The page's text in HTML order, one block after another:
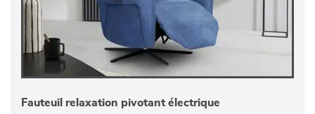
Fauteuil relaxation pivotant électrique